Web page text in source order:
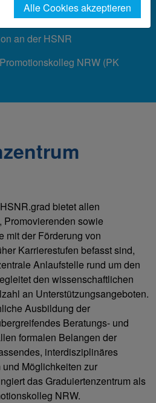
Niederrhein
an der HSNR
NRW (PK
bietet allen
Promovierenden sowie
mit der Förderung von
Karrierestufen befasst sind,
Anlaufstelle rund um den
den wissenschaftlichen
an Unterstützungsangeboten.
Ausbildung der
Beratungs- und
formalen Belangen der
interdisziplinäres
Möglichkeiten zur
das Graduiertenzentrum als
NRW.
Alle Cookies akzeptieren